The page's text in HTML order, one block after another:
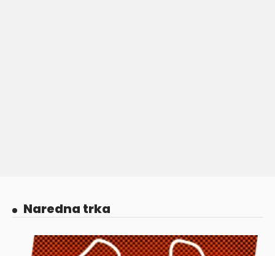
Naredna trka